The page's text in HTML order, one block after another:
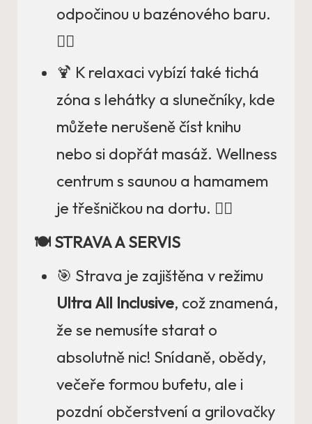
odpočinou u bazénového baru.
🏊‍♂️
🍹 K relaxaci vybízí také tichá
zóna s lehátky a slunečníky, kde
můžete nerušeně číst knihu
nebo si dopřát masáž. Wellness
centrum s saunou a hamamem
je třešničkou na dortu. 🧖‍♀️
🍽️ STRAVA A SERVIS
🎯 Strava je zajištěna v režimu
Ultra All Inclusive, což znamená,
že se nemusíte starat o
absolutně nic! Snídaně, obědy,
večeře formou bufetu, ale i
pozdní občerstvení a grilovačky